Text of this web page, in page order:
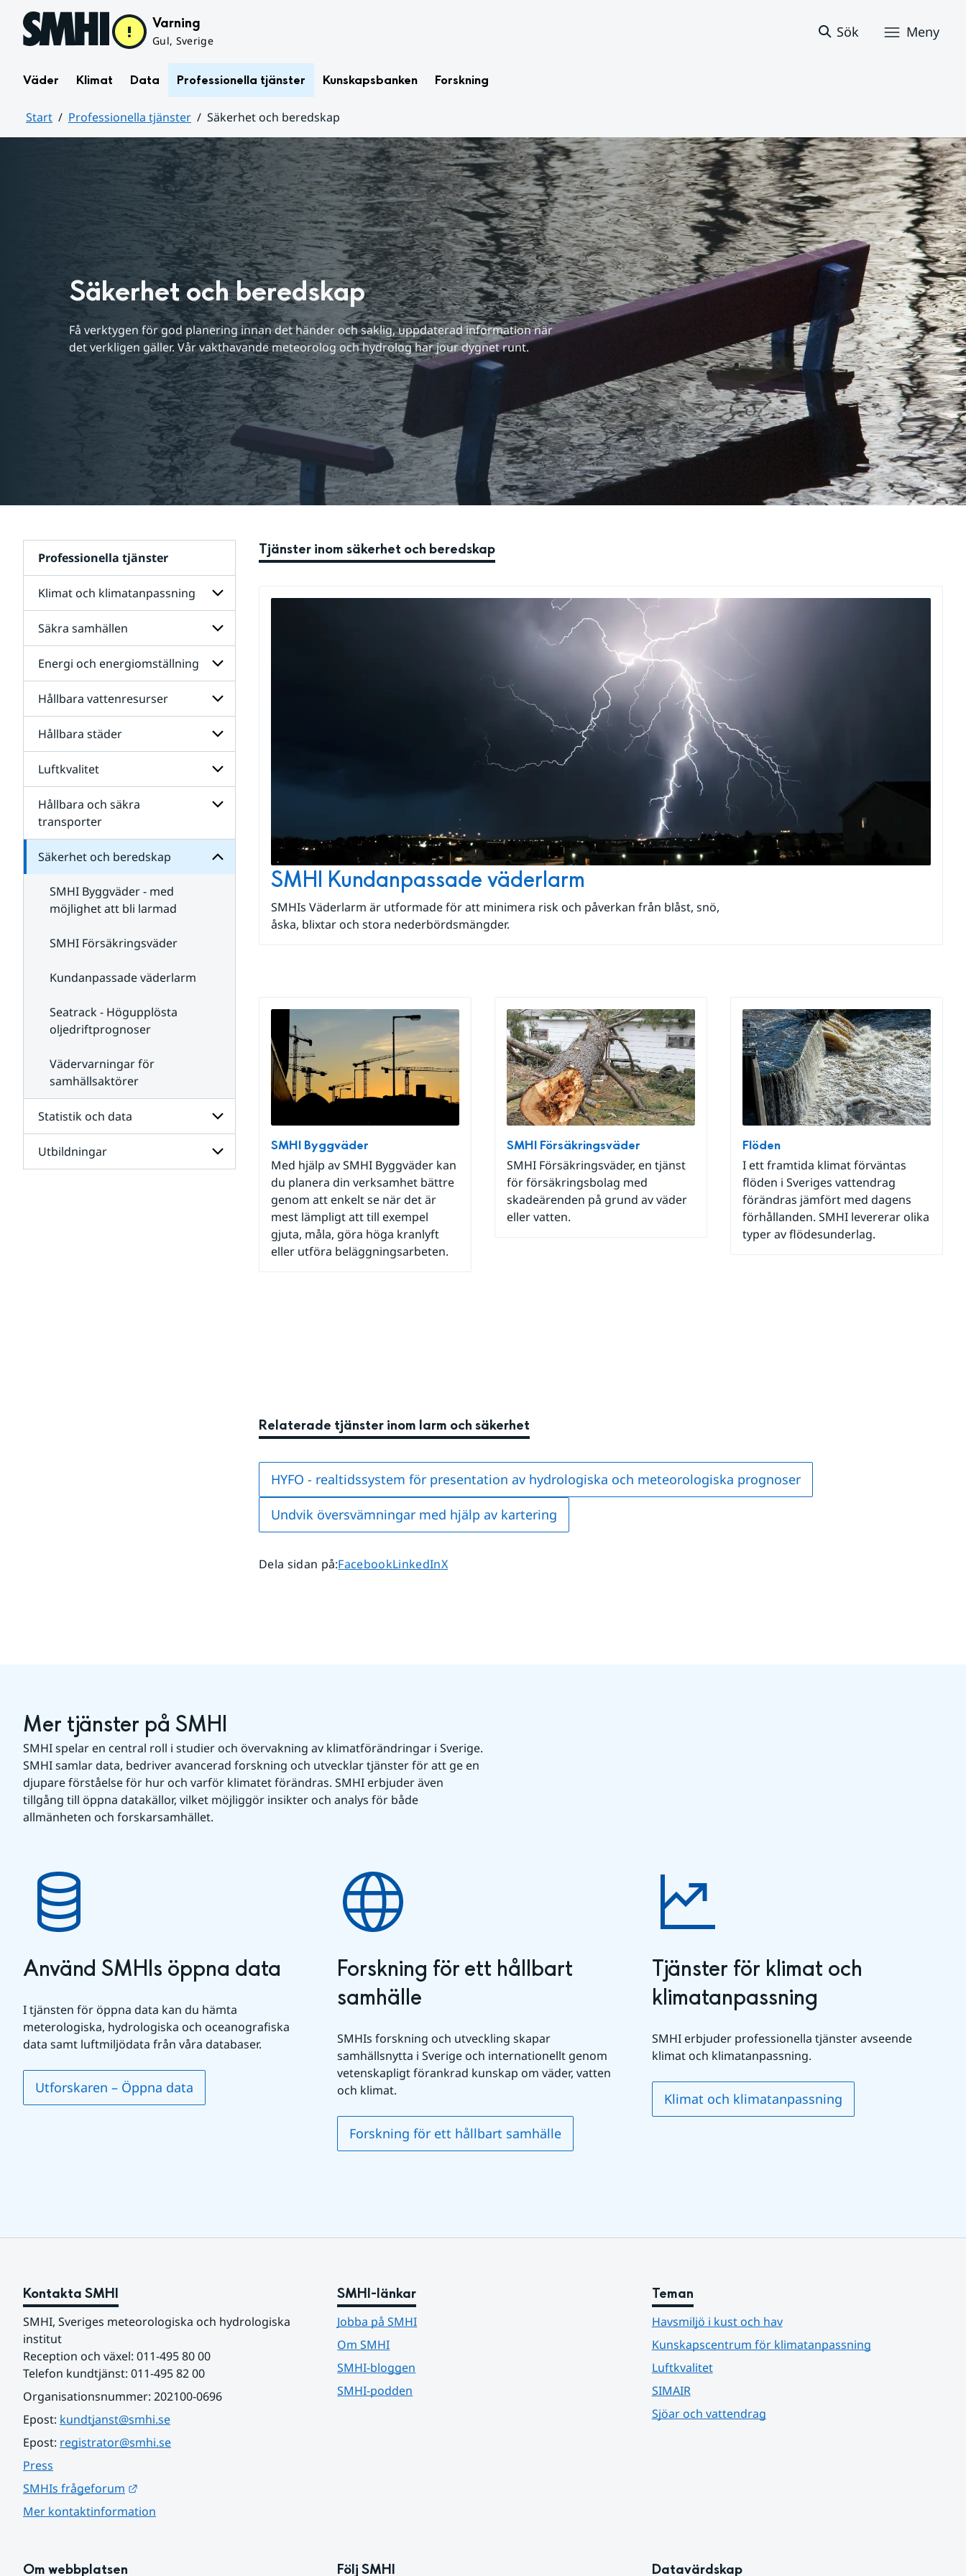
Hoppa till sidans innehåll Varning
Gul, Sverige
Sök Meny
Väder Klimat Data Professionella tjänster Kunskapsbanken Forskning
Start Professionella tjänster
Säkerhet och beredskap
Säkerhet och beredskap
Få verktygen för god planering innan det händer och saklig, uppdaterad information när
det verkligen gäller. Vår vakthavande meteorolog och hydrolog har jour dygnet runt.
Professionella tjänster
Klimat och klimatanpassning
Undersidor
för
Klimat
och
klimatanpassning
Säkra samhällen
Undersidor
för
Säkra
samhällen
Energi och energiomställning
Undersidor
för
Energi
och
energiomställning
Hållbara vattenresurser
Undersidor
för
Hållbara
vattenresurser
Hållbara städer
Undersidor
för
Hållbara
städer
Luftkvalitet
Undersidor
Hållbara och säkra
transporter
Undersidor
för
Säkerhet och beredskap
för
Säkerhet
beredskap
SMHI Byggväder - med
möjlighet att bli larmad
SMHI Försäkringsväder
Kundanpassade väderlarm
Seatrack - Högupplösta
oljedriftprognoser
Vädervarningar för
samhällsaktörer
Statistik och data
Undersidor
för
Utbildningar
Utbildningar
Tjänster inom säkerhet och beredskap
SMHI Kundanpassade väderlarm
SMHIs Väderlarm är utformade för att minimera risk och påverkan från blåst, snö,
åska, blixtar och stora nederbördsmängder.
SMHI Byggväder
Med hjälp av SMHI Byggväder kan
du planera din verksamhet bättre
genom att enkelt se när det är
mest lämpligt att till exempel
gjuta, måla, göra höga kranlyft
eller utföra beläggningsarbeten.
SMHI Försäkringsväder
SMHI Försäkringsväder, en tjänst
för försäkringsbolag med
skadeärenden på grund av väder
eller vatten.
Flöden
I ett framtida klimat förväntas
flöden i Sveriges vattendrag
förändras jämfört med dagens
förhållanden. SMHI levererar olika
typer av flödesunderlag.
Relaterade tjänster inom larm och säkerhet
HYFO - realtidssystem för presentation av hydrologiska och meteorologiska prognoser
Undvik översvämningar med hjälp av kartering
Dela sidan på:Dela sidan på
FacebookDela sidan på
LinkedInDela sidan på
X
Mer tjänster på SMHI
SMHI spelar en central roll i studier och övervakning av klimatförändringar i Sverige.
SMHI samlar data, bedriver avancerad forskning och utvecklar tjänster för att ge en
djupare förståelse för hur och varför klimatet förändras. SMHI erbjuder även
tillgång till öppna datakällor, vilket möjliggör insikter och analys för både
allmänheten och forskarsamhället.
Använd SMHIs öppna data
I tjänsten för öppna data kan du hämta
meterologiska, hydrologiska och oceanografiska
data samt luftmiljödata från våra databaser.
Utforskaren – Öppna data
Forskning för ett hållbart
samhälle
SMHIs forskning och utveckling skapar
samhällsnytta i Sverige och internationellt genom
vetenskapligt förankrad kunskap om väder, vatten
och klimat.
Forskning för ett hållbart samhälle
Tjänster för klimat och
klimatanpassning
SMHI erbjuder professionella tjänster avseende
klimat och klimatanpassning.
Klimat och klimatanpassning
Kontakta SMHI
SMHI, Sveriges meteorologiska och hydrologiska
institut
Reception och växel: 011-495 80 00
Telefon kundtjänst: 011-495 82 00
Organisationsnummer: 202100-0696
Epost: kundtjanst@smhi.se
Epost: registrator@smhi.se
Press
SMHIs frågeforum
Mer kontaktinformation
SMHI-länkar
Jobba på SMHI
Om SMHI
SMHI-bloggen
SMHI-podden
Teman
Havsmiljö i kust och hav
Kunskapscentrum för klimatanpassning
Luftkvalitet
SIMAIR
Sjöar och vattendrag
Om webbplatsen Följ SMHI Datavärdskap